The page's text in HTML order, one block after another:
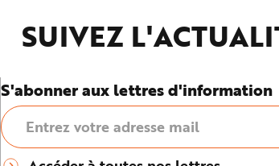
SUIVEZ
S'abonner aux lettres d'information